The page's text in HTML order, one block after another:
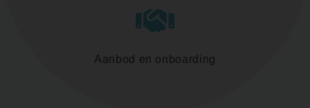
Aanbod en onboarding